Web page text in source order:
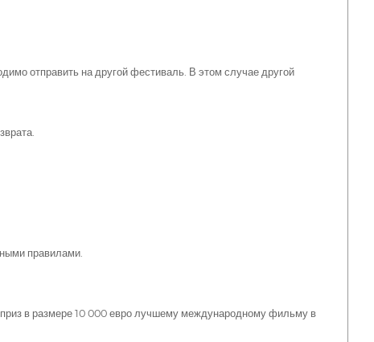
отправить на другой фестиваль. В этом случае другой
правилами.
в размере 10 000 евро лучшему международному фильму в